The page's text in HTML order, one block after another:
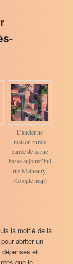
L’ancienne
maison rurale
carrée de la rue
basse aujourd’hui
rue Malnoury,
(Google map)
la moitié de la
abriter un
et